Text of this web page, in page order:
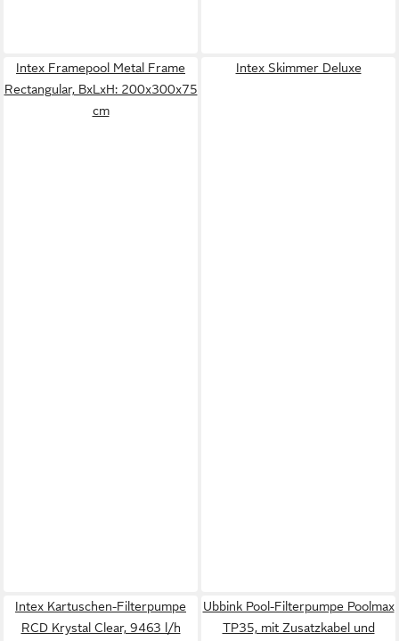
Intex Framepool Metal Frame
Rectangular, BxLxH: 200x300x75
cm
Intex Skimmer Deluxe
Intex Kartuschen-Filterpumpe
RCD Krystal Clear, 9463 l/h
Ubbink Pool-Filterpumpe Poolmax
TP35, mit Zusatzkabel und